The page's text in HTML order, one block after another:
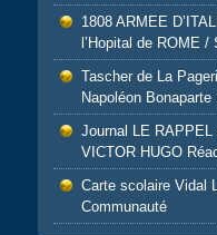
1808 ARMEE
l’Hopital de ROME /
Tascher de La
Napoléon Bonaparte
Journal LE RAPPEL
VICTOR HUGO
Carte scolaire Vidal
Communauté